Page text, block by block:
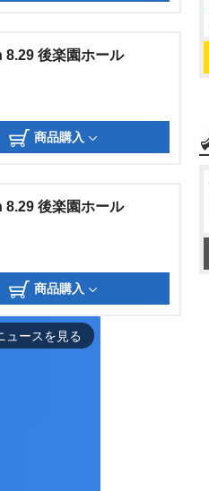
後楽園ホール
商品購入
後楽園ホール
商品購入
ュースを見る